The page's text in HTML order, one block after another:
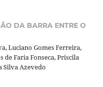
DA BARRA ENTRE O
Luciano Gomes Ferreira,
de Faria Fonseca, Priscila
Silva Azevedo